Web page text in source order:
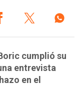
cumplió su
entrevista
en el